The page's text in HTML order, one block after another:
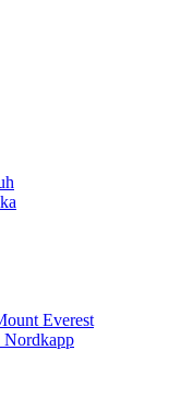
Everest